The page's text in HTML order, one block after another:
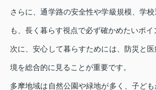
さらに、通学路の安全性や学級規模、学
も、長く暮らす視点で必ず確かめたいポイ
次に、安心して暮らすためには、防災と
境を総合的に見ることが重要です。
多摩地域は自然公園や緑地が多く、子ど